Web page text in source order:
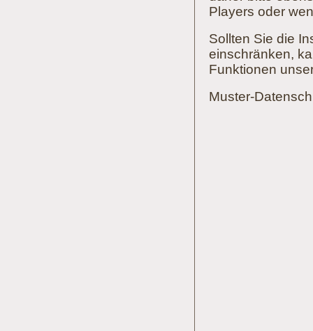
Players oder
Sollten Sie die
einschränken,
Funktionen
Muster-